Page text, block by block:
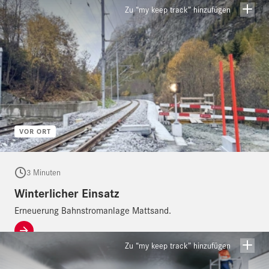
VOR ORT
Zu “my keep track” hinzufügen
3 Minuten
Winterlicher Einsatz
Erneuerung Bahnstromanlage Mattsand.
Zu “my keep track” hinzufügen